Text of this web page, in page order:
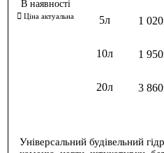
5л 1 020
10л 1 950
20л 3 860
Універсальний будівельний